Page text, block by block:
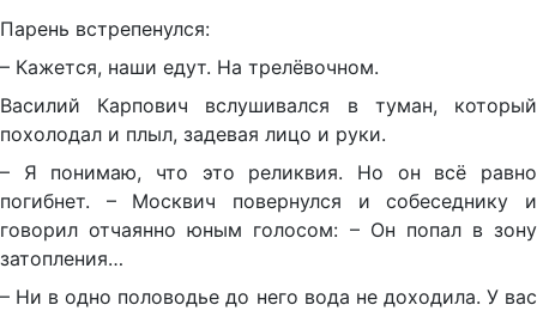
Парень встрепенулся:
– Кажется, наши едут. На трелёвочном.
Василий Карпович вслушивался в туман, который
похолодал и плыл, задевая лицо и руки.
– Я понимаю, что это реликвия. Но он всё равно
погибнет. – Москвич повернулся и собеседнику и
говорил отчаянно юным голосом: – Он попал в зону
затопления…
– Ни в одно половодье до него вода не доходила. У вас